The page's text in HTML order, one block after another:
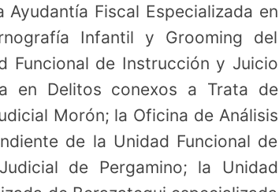
Fiscal Especializada en
Infantil y Grooming del
Funcional de Instrucción y Juicio
en Delitos conexos a Trata de
Morón; la Oficina de Análisis
de la Unidad Funcional de
de Pergamino; la Unidad